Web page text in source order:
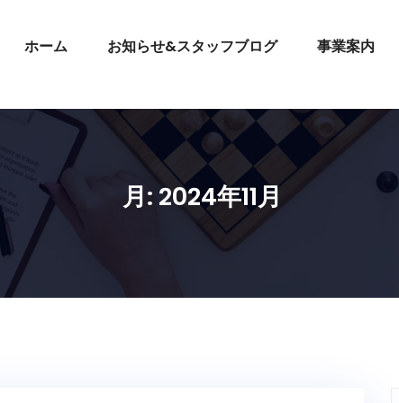
ホーム お知らせ&スタッフブログ 事業案内
月: 2024年11月